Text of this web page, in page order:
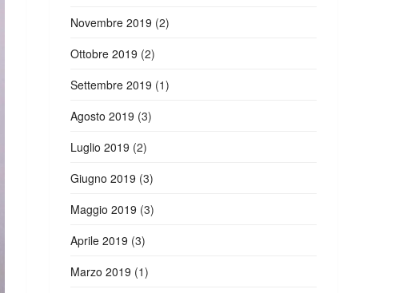
Novembre 2019 (2)
Ottobre 2019 (2)
Settembre 2019 (1)
Agosto 2019 (3)
Luglio 2019 (2)
Giugno 2019 (3)
Maggio 2019 (3)
Aprile 2019 (3)
Marzo 2019 (1)